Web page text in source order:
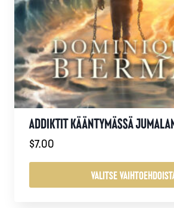
ADDIKTIT KÄÄNTYMÄSSÄ
$7.00
VALITSE